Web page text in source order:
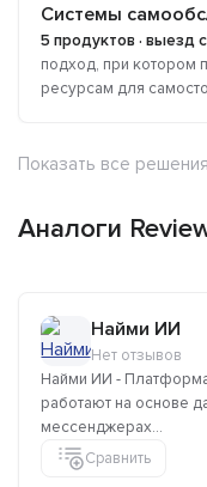
Системы
5 продуктов · выезд
подход, при котором
ресурсам для
Показать все решения
Аналоги
Найми ИИ
Нет отзывов
Найми ИИ -
работают на основе
мессенджерах...
Сравнить